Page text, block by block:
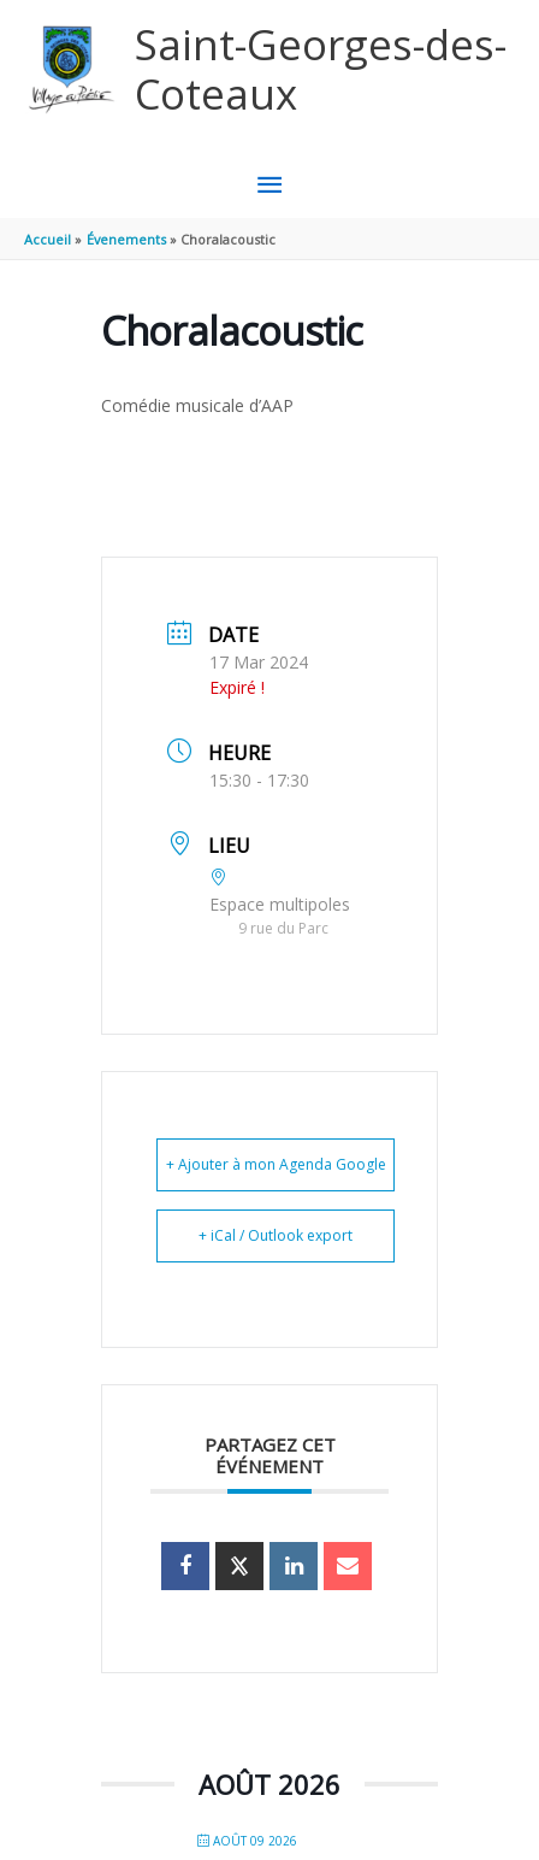
Saint-Georges-des-
Coteaux
MENU
PRINCIPAL
Accueil Évenements Choralacoustic
Choralacoustic
Comédie musicale d’AAP
DATE
17 Mar 2024
Expiré !
HEURE
15:30 - 17:30
LIEU
Espace multipoles
9 rue du Parc
+ Ajouter à mon Agenda Google
+ iCal / Outlook export
PARTAGEZ CET
ÉVÉNEMENT
AOÛT 2026
AOÛT 09 2026